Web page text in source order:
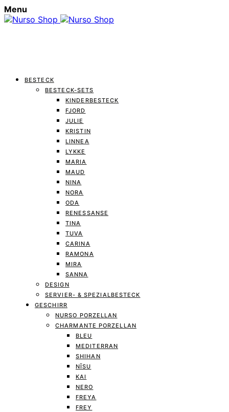
Menu
BESTECK
BESTECK-SETS
KINDERBESTECK
FJORD
JULIE
KRISTIN
LINNEA
LYKKE
MARIA
MAUD
NINA
NORA
ODA
RENESSANSE
TINA
TUVA
CARINA
RAMONA
MIRA
SANNA
DESIGN
SERVIER- & SPEZIALBESTECK
GESCHIRR
NURSO PORZELLAN
CHARMANTE PORZELLAN
BLEU
MEDITERRAN
SHIHAN
NĪSU
KAI
NERO
FREYA
FREY